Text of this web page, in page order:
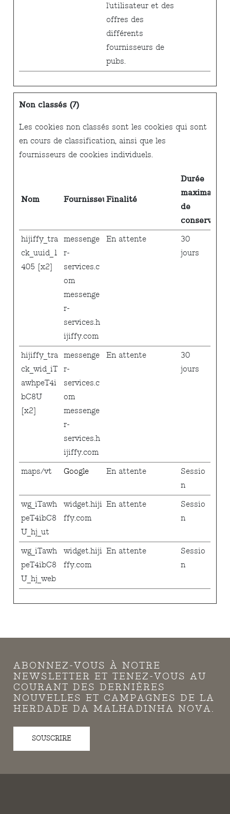
l'utilisateur et des
offres des
différents
fournisseurs de
pubs.
Non classés (7)
Les cookies non classés sont les cookies qui sont
en cours de classification, ainsi que les
fournisseurs de cookies individuels.
Nom FournisseurFinalité
Durée
maximale
de
hijiffy_tra
ck_uuid_1
405 [x2]
messenge
r-
services.c
om
messenge
r-
services.h
ijiffy.com
En attente
30
jours
hijiffy_tra
ck_wid_iT
awhpeT4i
bC8U
[x2]
messenge
r-
services.c
om
messenge
r-
services.h
ijiffy.com
En attente
30
jours
maps/vt Google En attente
Sessio
n
wg_iTawh
peT4ibC8
U_hj_ut
widget.hiji
ffy.com
En attente
Sessio
n
wg_iTawh
peT4ibC8
U_hj_web
widget.hiji
ffy.com
En attente
Sessio
n
ABONNEZ-VOUS À NOTRE
NEWSLETTER ET TENEZ-VOUS AU
COURANT DES DERNIÈRES
NOUVELLES ET CAMPAGNES DE LA
HERDADE DA MALHADINHA NOVA.
SOUSCRIRE